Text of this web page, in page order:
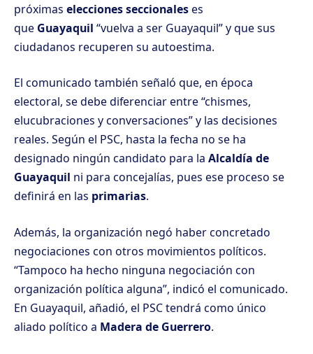
próximas elecciones seccionaleses
que Guayaquil “vuelva a ser Guayaquil” y que sus
ciudadanos recuperen su autoestima.
El comunicado también señaló que, en época
electoral, se debe diferenciar entre “chismes,
elucubraciones y conversaciones” y las decisiones
reales. Según el PSC, hasta la fecha no se ha
designado ningún candidato para la Alcaldía de
Guayaquil ni para concejalías, pues ese proceso se
definirá en las primarias.
Además, la organización negó haber concretado
negociaciones con otros movimientos políticos.
“Tampoco ha hecho ninguna negociación con
organización política alguna”, indicó el comunicado.
En Guayaquil, añadió, el PSC tendrá como único
aliado político a Madera de Guerrero.